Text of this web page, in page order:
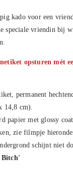
kado voor een
speciale vriendin bij
opsturen mét
permanent
14,8 cm).
papier met glossy
zie filmpje
schijnt niet
Bitch'